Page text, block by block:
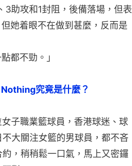
助攻和1封阻，後備落場，但表
她着眼不在做到甚麼，反而是
都不勁。」
究竟是什麼？
子職業籃球員，香港球迷、球
大關注女籃的男球員，都不吝
，稍稍鬆一口氣，馬上又密鑼